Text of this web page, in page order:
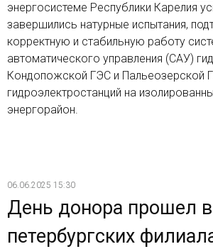
энергосистеме Республики Карелия
завершились натурные испытания,
корректную и стабильную работу
автоматического управления (САУ)
Кондопожской ГЭС и Пальеозерской
гидроэлектростанций на
энергорайон.
06.06.2025 15:30
День донора прошел в
петербургских